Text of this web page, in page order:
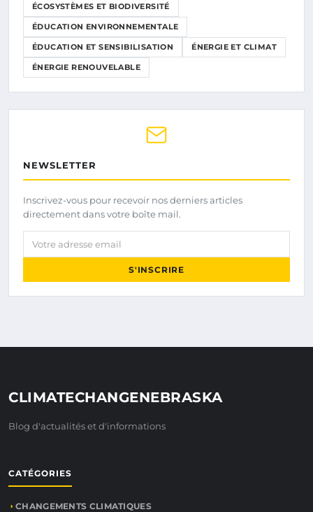
ÉCOSYSTÈMES ET BIODIVERSITÉ
ÉDUCATION ENVIRONNEMENTALE
ÉDUCATION ET SENSIBILISATION ÉNERGIE ET CLIMAT
ÉNERGIE RENOUVELABLE
NEWSLETTER
Inscrivez-vous pour recevoir nos derniers articles
directement dans votre boîte mail.
Votre adresse email
S'INSCRIRE
CLIMATECHANGENEBRASKA
Blog d'actualités et d'informations
CATÉGORIES
CHANGEMENTS CLIMATIQUES